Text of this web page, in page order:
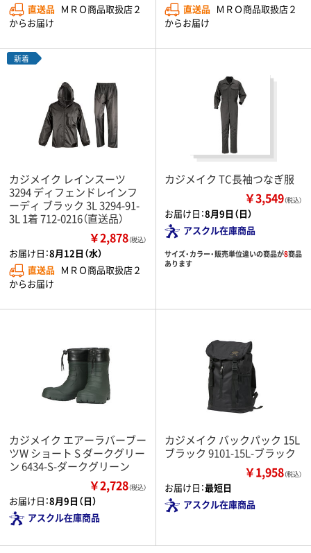
直送品 ＭＲＯ商品取扱店２
からお届け
直送品 ＭＲＯ商品取扱店２
からお届け
新着
カジメイク レインスーツ
3294 ディフェンドレインフ
ーディ ブラック 3L 3294-91-
3L 1着 712-0216（直送品）
￥2,878（税込）
お届け日：8月12日（水）
直送品 ＭＲＯ商品取扱店２
からお届け
カジメイク TC長袖つなぎ服
￥3,549（税込）
お届け日：8月9日（日）
アスクル在庫商品
サイズ・カラー・販売単位違いの商品が8商品
あります
カジメイク エアーラバーブー
ツW ショート S ダークグリー
ン 6434-S-ダークグリーン
￥2,728（税込）
お届け日：8月9日（日）
アスクル在庫商品
カジメイク バックパック 15L
ブラック 9101-15L-ブラック
￥1,958（税込）
お届け日：最短日
アスクル在庫商品